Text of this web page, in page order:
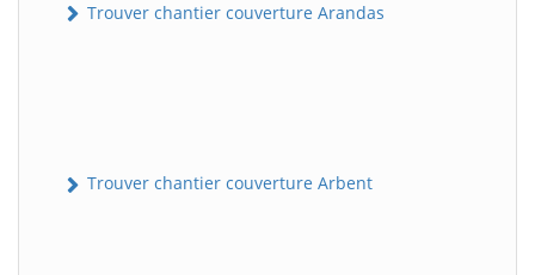
Trouver chantier couverture Arandas
Trouver chantier couverture Arbent